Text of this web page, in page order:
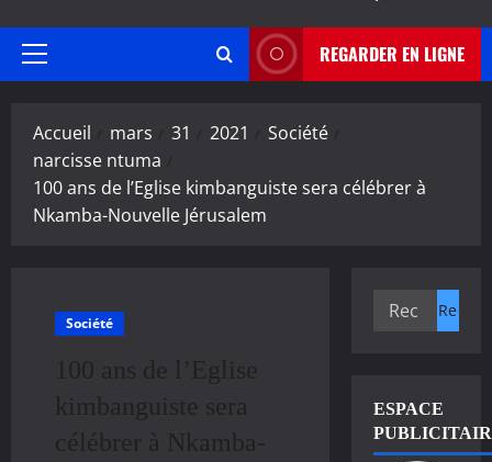
Menu
REGARDER EN LIGNE
Accueil mars 31 2021
Société
narcisse ntuma
100 ans de l’Eglise kimbanguiste sera célébrer à
Nkamba-Nouvelle Jérusalem
Société
100 ans de l’Eglise
kimbanguiste sera
célébrer à Nkamba-
Rechercher :
ESPACE